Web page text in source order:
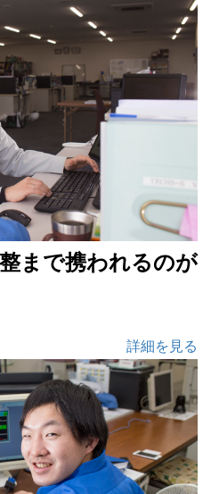
まで携われるのが
詳細を見る